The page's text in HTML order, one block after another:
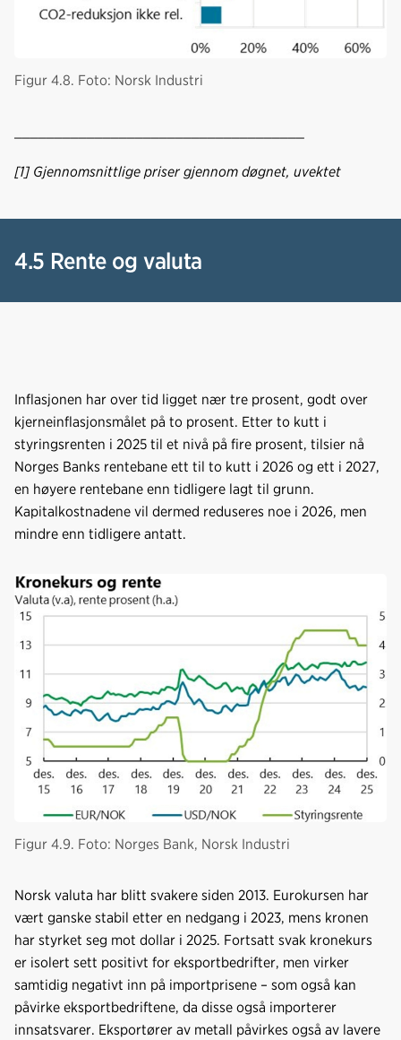
Figur 4.8. Foto: Norsk Industri
[1] Gjennomsnittlige priser gjennom døgnet, uvektet
4.5 Rente og valuta
Inflasjonen har over tid ligget nær tre prosent, godt over
kjerneinflasjonsmålet på to prosent. Etter to kutt i
styringsrenten i 2025 til et nivå på fire prosent, tilsier nå
Norges Banks rentebane ett til to kutt i 2026 og ett i 2027,
en høyere rentebane enn tidligere lagt til grunn.
Kapitalkostnadene vil dermed reduseres noe i 2026, men
mindre enn tidligere antatt.
Figur 4.9. Foto: Norges Bank, Norsk Industri
Norsk valuta har blitt svakere siden 2013. Eurokursen har
vært ganske stabil etter en nedgang i 2023, mens kronen
har styrket seg mot dollar i 2025. Fortsatt svak kronekurs
er isolert sett positivt for eksportbedrifter, men virker
samtidig negativt inn på importprisene – som også kan
påvirke eksportbedriftene, da disse også importerer
innsatsvarer. Eksportører av metall påvirkes også av lavere